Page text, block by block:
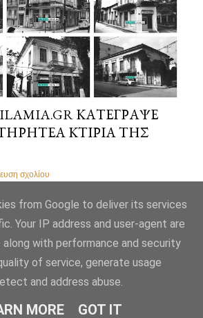
ΚΑΤΈΓΡΑΨΕ
ΚΤΊΡΙΑ ΤΗΣ
σχολίου
Από το Blogger
θέματος απόMae Burke
from Google to deliver its services
Your IP address and user-agent are
along with performance and security
of service, generate usage
and address abuse.
MORE GOT IT